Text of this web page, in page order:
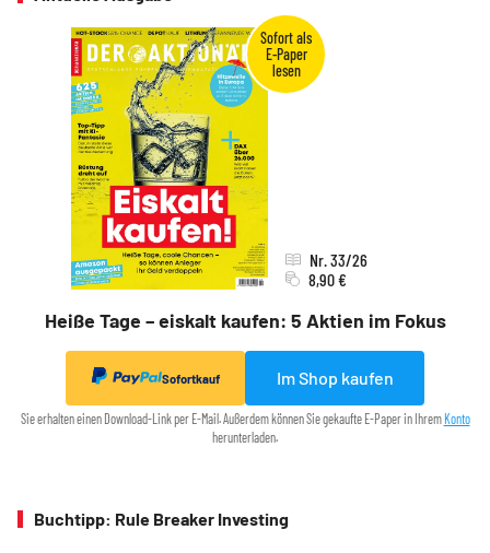
Heiße Tage – eiskalt kaufen: 5 Aktien im Fokus
Nr. 33/26
8,90 €
Sofortkauf Im Shop kaufen
Sie erhalten einen Download-Link per E-Mail. Außerdem können Sie gekaufte E-Paper in Ihrem Konto
herunterladen.
Buchtipp: Rule Breaker Investing